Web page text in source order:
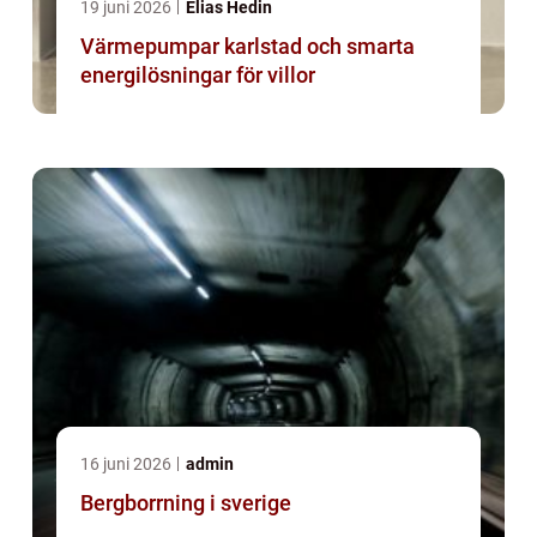
19 juni 2026 Elias Hedin
Värmepumpar karlstad och smarta
energilösningar för villor
16 juni 2026 admin
Bergborrning i sverige